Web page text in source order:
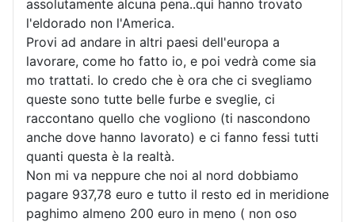
assolutamente alcuna pena..qui hanno trovato
l'eldorado non l'America.
Provi ad andare in altri paesi dell'europa a
lavorare, come ho fatto io, e poi vedrà come sia
mo trattati. Io credo che è ora che ci svegliamo
queste sono tutte belle furbe e sveglie, ci
raccontano quello che vogliono (ti nascondono
anche dove hanno lavorato) e ci fanno fessi tutti
quanti questa è la realtà.
Non mi va neppure che noi al nord dobbiamo
pagare 937,78 euro e tutto il resto ed in meridione
paghimo almeno 200 euro in meno ( non oso